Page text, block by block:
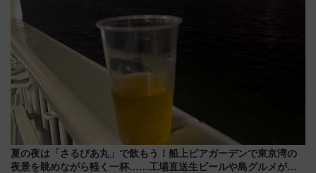
夏の夜は「さるびあ丸」で飲もう！船上ビアガーデンで東京湾の
夜景を眺めながら軽く一杯……工場直送生ビールや島グルメが美